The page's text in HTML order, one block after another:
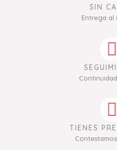
SIN
Entrega al
TIENES